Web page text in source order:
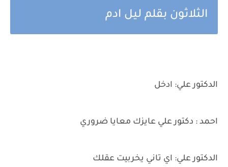
الثلاثون بقلم ليل ادم
الدكتور علي: ادخل
احمد : دكتور علي عايزك معايا ضروري
الدكتور علي: اي تاني يخربيت عقلك